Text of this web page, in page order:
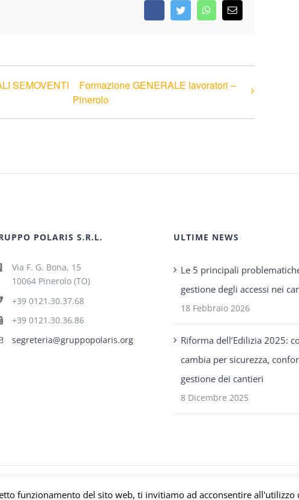
FacebookTwitterWhatsApp
Email
SEMOVENTI
Formazione GENERALE lavoratori –
Pinerolo
POLARIS S.R.L.
Via F. G. Bona, 15
10064 Pinerolo (TO)
+39 0121.30.37.68
+39 0121.30.36.86
segreteria@gruppopolaris.org
ULTIME NEWS
Le 5 principali
gestione degli accessi nei
18 Febbraio 2026
Riforma dell’Edilizia 2025:
cambia per sicurezza,
gestione dei cantieri
8 Dicembre 2025
Polaris P.IVA C.F. Iscriz. CCIAA 08671820010 |Privacy e Cookie Policy| Powered
funzionamento del sito web, ti invitiamo ad acconsentire all'utilizzo